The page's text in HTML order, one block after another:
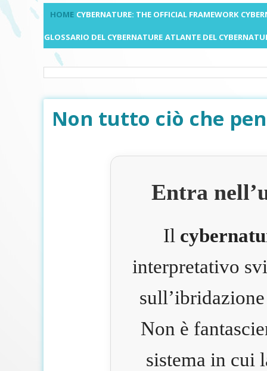
HOME CYBERNATURE: THE OFFICIAL FRAMEWORK
GLOSSARIO DEL CYBERNATURE ATLANTE DEL
Non tutto ciò che
Entra
Il
interpretativo
Non è
sistema in cui